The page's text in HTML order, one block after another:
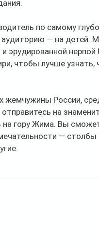
по самому
— на детей.
нерпой
чтобы лучше узнать,
жемчужины России,
отправитесь на
гору Жима. Вы
— столбы